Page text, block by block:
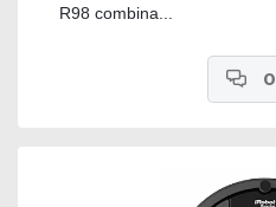
R98 combina...
0